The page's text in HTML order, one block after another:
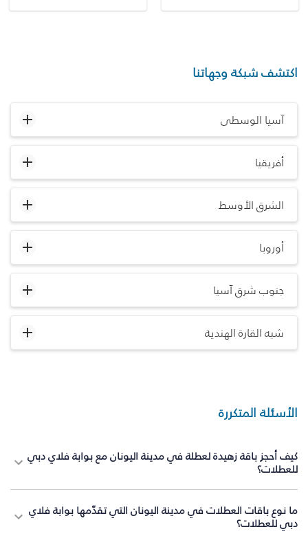
اكتشف شبكة وجهاتنا
آسيا الوسطى
أفريقيا
الشرق الأوسط
أوروبا
جنوب شرق آسيا
شبه القارة الهندية
الأسئلة المتكررة
كيف أحجز باقة زهيدة لعطلة في مدينة اليونان مع بوابة فلاي دبي
للعطلات؟
ما نوع باقات العطلات في مدينة اليونان التي تقدّمها بوابة فلاي
دبي للعطلات؟